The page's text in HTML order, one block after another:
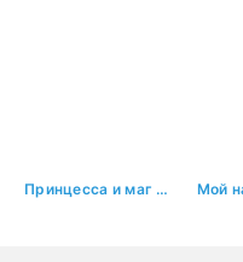
Принцесса и маг зимы, или Переписать судьбу Мой